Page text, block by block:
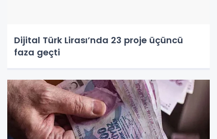
Dijital Türk Lirası’nda 23 proje üçüncü
faza geçti